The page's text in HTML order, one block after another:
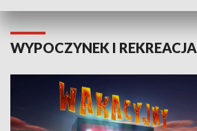
WYPOCZYNEK I REKREACJA